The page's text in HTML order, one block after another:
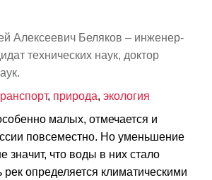
Алексеевич Беляков – инженер-
технических наук, доктор
, природа, экология
малых, отмечается и
повсеместно. Но уменьшение
значит, что воды в них стало
определяется климатическими